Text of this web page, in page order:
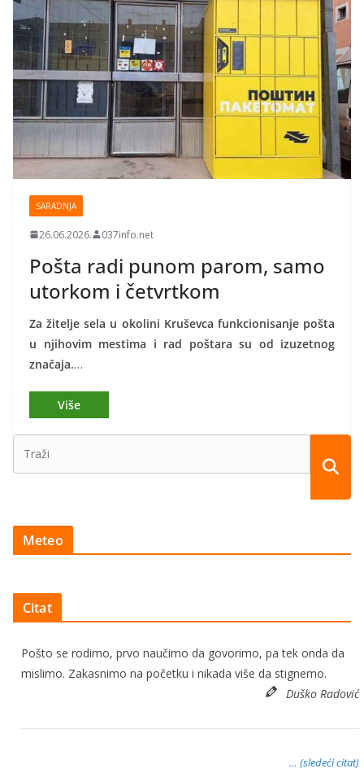
SARADNJA
26.06.2026. 037info.net
Pošta radi punom parom, samo
utorkom i četvrtkom
Za žitelje sela u okolini Kruševca funkcionisanje pošta
u njihovim mestima i rad poštara su od izuzetnog
značaja.…
Meteo
Citat
Pošto se rodimo, prvo naučimo da govorimo, pa tek onda da
mislimo. Zakasnimo na početku i nikada više da stignemo.
Duško Radović
… (sledeći citat)